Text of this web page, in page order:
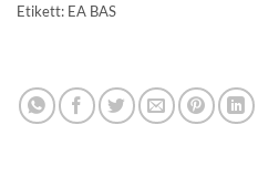
Etikett: EA BAS